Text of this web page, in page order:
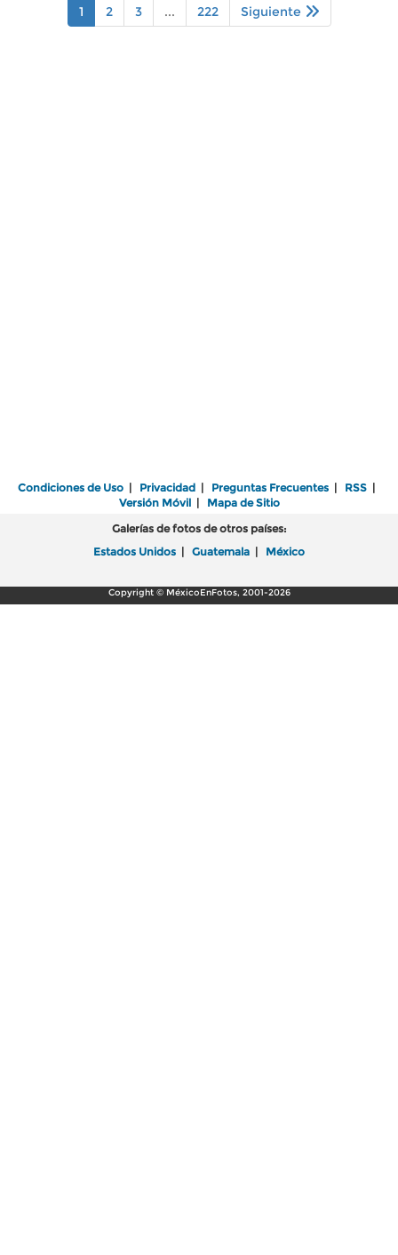
1 2 3 ... 222 Siguiente
Condiciones de Uso | Privacidad | Preguntas Frecuentes | RSS |
Versión Móvil| Mapa de Sitio
Galerías de fotos de otros países:
Estados Unidos | Guatemala | México
Copyright © MéxicoEnFotos, 2001-2026